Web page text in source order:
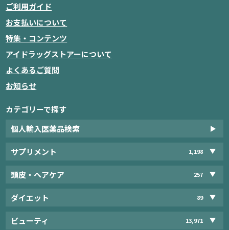
ご利用ガイド
お支払いについて
特集・コンテンツ
アイドラッグストアーについて
よくあるご質問
お知らせ
カテゴリーで探す
個人輸入医薬品検索
サプリメント 1,198
頭皮・ヘアケア 257
ダイエット 89
ビューティ 13,971